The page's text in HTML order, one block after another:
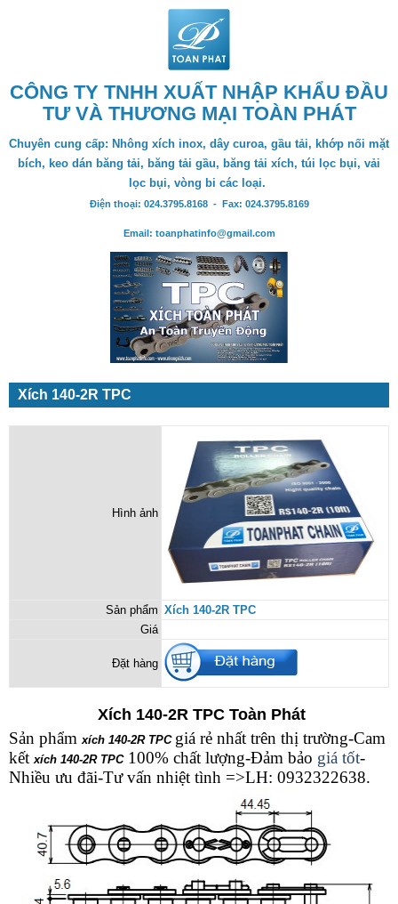
CÔNG TY TNHH XUẤT NHẬP KHẨU ĐẦU
TƯ VÀ THƯƠNG MẠI TOÀN PHÁT
Chuyên cung cấp: Nhông xích inox, dây curoa, gầu tải, khớp nối mặt
bích, keo dán băng tải, băng tải gầu, băng tải xích, túi lọc bụi, vải
lọc bụi, vòng bi các loại.
Điện thoại: 024.3795.8168 - Fax: 024.3795.8169
Email: toanphatinfo@gmail.com
Xích 140-2R TPC
Hình ảnh
Sản phẩm Xích 140-2R TPC
Giá
Đặt hàng
Xích 140-2R TPC Toàn Phát
Sản phẩmxích 140-2R TPC giá rẻ nhất trên thị trường-Cam
kếtxích 140-2R TPC100% chất lượng-Đảm bảo giá tốt-
Nhiều ưu đãi-Tư vấn nhiệt tình =>LH: 0932322638.